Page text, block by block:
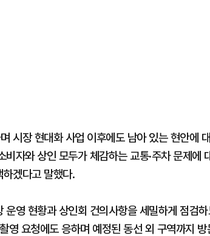
시장 현대화 사업 이후에도 남아 있는 현안에
자와 상인 모두가 체감하는 교통·주차 문제에
겠다고 말했다.
영 현황과 상인회 건의사항을 세밀하게 점검
영 요청에도 응하며 예정된 동선 외 구역까지